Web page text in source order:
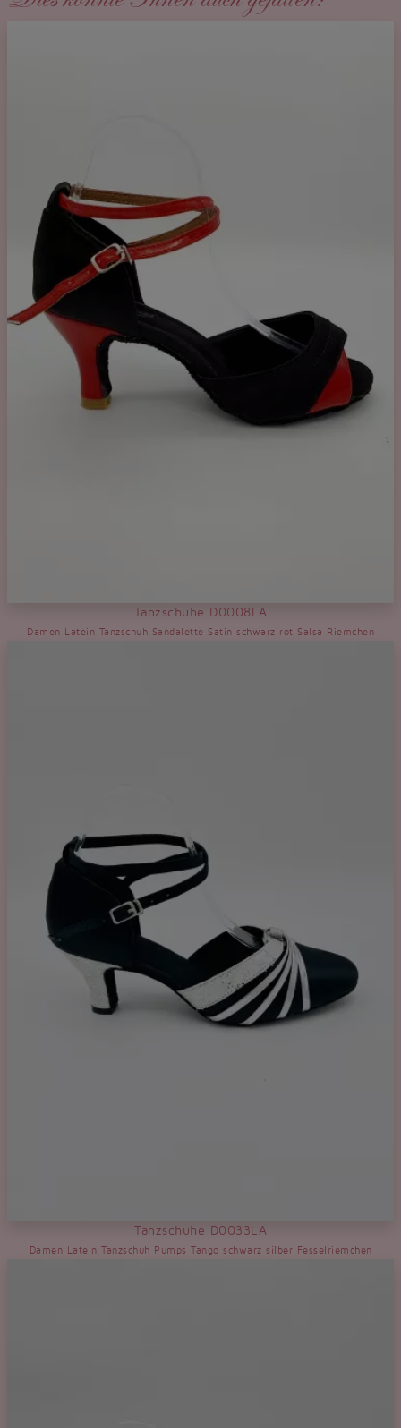
Tanzschuhe D0008LA
Damen Latein Tanzschuh Sandalette Satin schwarz rot Salsa Riemchen
Tanzschuhe D0033LA
Damen Latein Tanzschuh Pumps Tango schwarz silber Fesselriemchen